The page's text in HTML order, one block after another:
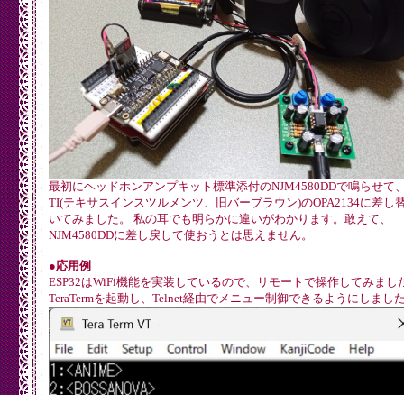
  while(1) {
    while(!digitalRead(MP3_DREQ));
int readBytes = file.read(mp3DataBuffer,
    if (readBytes<=0) break;
    digitalWrite(MP3_XDCS, LOW); //Select Data
    for(int y = 0 ; y < readBytes; y++) {
while(!digitalRead(MP3_DREQ)); //If we ever see
      SPI.transfer(mp3DataBuffer[y]); // Send SPI byte
    }
    digitalWrite(MP3_XDCS, HIGH); //Deselect Data
  }
  file.close(); //Close out this track
  //End of file - send 2048 zeros before next file
  digitalWrite(MP3_XDCS, LOW); //Select Data
  for (int i = 0 ; i < 2048 ; i++) {
while(!digitalRead(MP3_DREQ)); //If we ever see
    SPI.transfer(0);
  }
  digitalWrite(MP3_XDCS, HIGH); //Deselect Data
  Serial0.printf("Track %s done!\n", fileName);
}
//Write to VS10xx register
//SCI: Data transfers are always 16bit. When a new SCI
//DREQ goes low. We then have to wait for DREQ to go
//XCS should be low for the full duration of operation.
void Mp3WriteRegister(unsigned char addressbyte,
while(!digitalRead(MP3_DREQ)) ; //Wait for DREQ to go
  digitalWrite(MP3_XCS, LOW); //Select control
最初にヘッドホンアンプキット標準添付のNJM4580DDで鳴らせて
TI(テキサスインスツルメンツ、旧バーブラウン)のOPA2134に差し
いてみました。 私の耳でも明らかに違いがわかります。敢えて、
NJM4580DDに差し戻して使おうとは思えません。
●応用例
ESP32はWiFi機能を実装しているので、リモートで操作してみまし
TeraTermを起動し、Telnet経由でメニュー制御できるようにしまし